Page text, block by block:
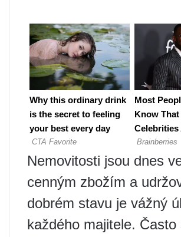
Nemovitosti jsou dnes
cenným zbožím a
dobrém stavu je vážný
každého majitele. Často